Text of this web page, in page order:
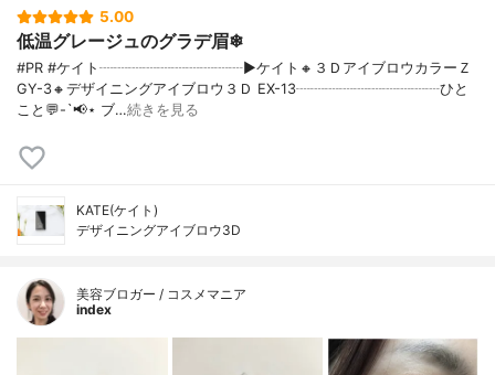
5.00
低温グレージュのグラデ眉❄
#PR #ケイト┈┈┈┈┈┈┈┈┈┈▶ケイト🔸３ＤアイブロウカラーＺ
GY-3🔸デザイニングアイブロウ３Ｄ EX-13┈┈┈┈┈┈┈┈┈┈ひと
こと💬-`📢⋆ ブ…続きを見る
KATE(ケイト)
デザイニングアイブロウ3D
美容ブロガー / コスメマニア
index